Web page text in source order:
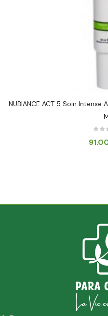
NUBIANCE ACT 5 Soin